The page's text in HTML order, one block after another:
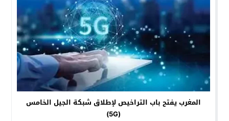
المغرب يفتح باب التراخيص لإطلاق شبكة الجيل الخامس
(5G)